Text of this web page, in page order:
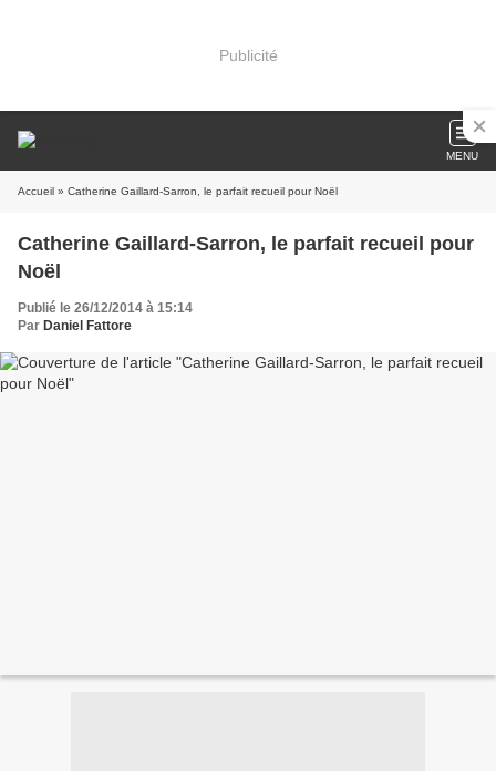
Publicité
MENU
Accueil » Catherine Gaillard-Sarron, le parfait recueil pour Noël
Catherine Gaillard-Sarron, le parfait recueil pour
Noël
Publié le 26/12/2014 à 15:14
Par Daniel Fattore